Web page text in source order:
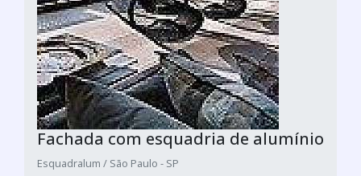
Fachada com esquadria de alumínio
Esquadralum / São Paulo - SP